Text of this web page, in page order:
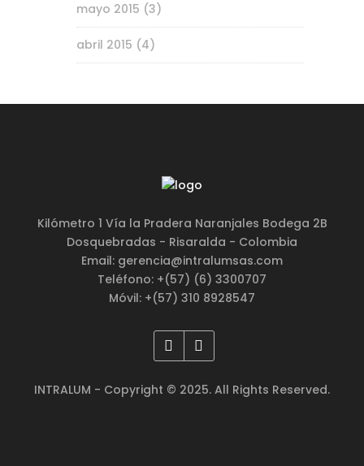
mayo 2015 (3)
abril 2015 (4)
Kilómetro 1 Vía la Pradera Naranjales Bodega 2B
Dosquebradas - Risaralda - Colombia
Email: gerencia@intralumsas.com
Teléfono: +(57) (6) 3300707
Móvil: +(57) 310 8928547
INTRALUM - Copyright © 2025. All Rights Reserved.